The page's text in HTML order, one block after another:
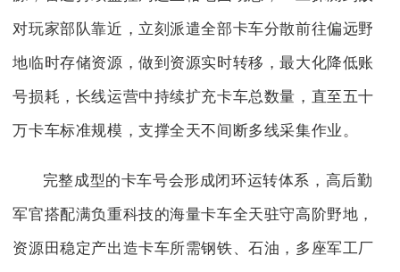
对玩家部队靠近，立刻派遣全部卡车分散前往偏远野
地临时存储资源，做到资源实时转移，最大化降低账
号损耗，长线运营中持续扩充卡车总数量，直至五十
万卡车标准规模，支撑全天不间断多线采集作业。
完整成型的卡车号会形成闭环运转体系，高后勤
军官搭配满负重科技的海量卡车全天驻守高阶野地，
资源田稳定产出造卡车所需钢铁、石油，多座军工厂